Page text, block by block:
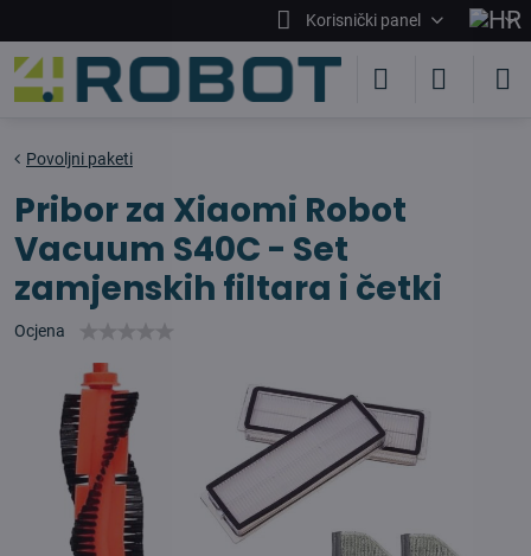
Korisnički panel
Povoljni paketi
Pribor za Xiaomi Robot
Vacuum S40C - Set
zamjenskih filtara i četki
Ocjena